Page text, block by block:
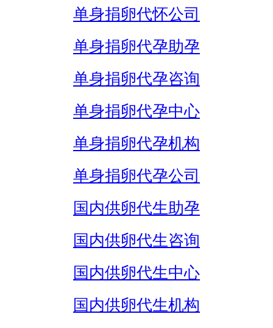
单身捐卵代怀公司
单身捐卵代孕助孕
单身捐卵代孕咨询
单身捐卵代孕中心
单身捐卵代孕机构
单身捐卵代孕公司
国内供卵代生助孕
国内供卵代生咨询
国内供卵代生中心
国内供卵代生机构